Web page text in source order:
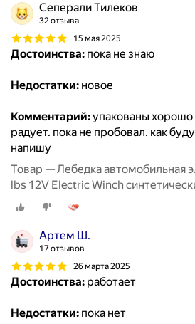
Сеперали Тилеков
32 отзыва
15 мая 2025
Достоинства: пока не знаю
Недостатки: новое
Комментарий:упакованы хорошо
радует. пока не пробовал. как
напишу
Товар — Лебедка автомобильная
lbs 12V Electric Winch
Артем Ш.
17 отзывов
26 марта 2025
Достоинства: работает
Недостатки: пока нет